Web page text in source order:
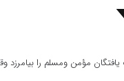
مؤمن ومسلم را بیامرزد